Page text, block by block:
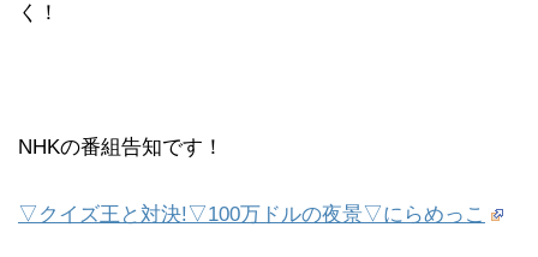
く！
NHKの番組告知です！
▽クイズ王と対決!▽100万ドルの夜景▽にらめっこ